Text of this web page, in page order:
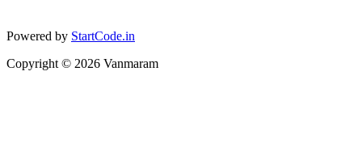
Powered by StartCode.in
Copyright © 2026 Vanmaram